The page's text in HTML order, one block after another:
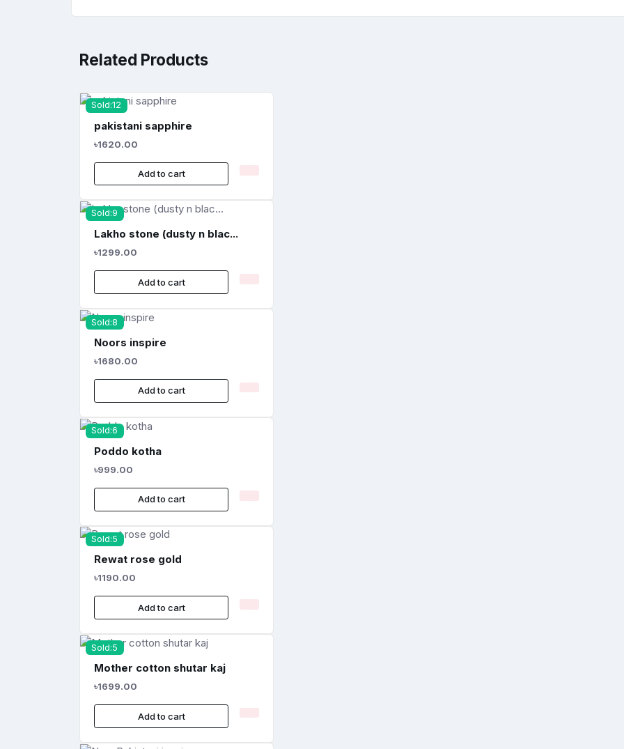
Related Products
Sold:12
pakistani sapphire
৳1620.00
Add to cart
Sold:9
Lakho stone (dusty n blac...
৳1299.00
Add to cart
Sold:8
Noors inspire
৳1680.00
Add to cart
Sold:6
Poddo kotha
৳999.00
Add to cart
Sold:5
Rewat rose gold
৳1190.00
Add to cart
Sold:5
Mother cotton shutar kaj
৳1699.00
Add to cart